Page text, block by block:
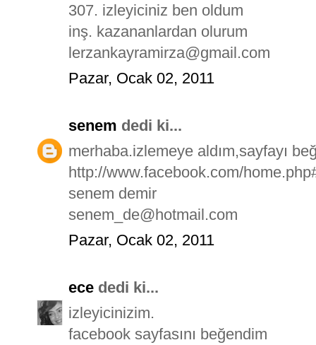
307. izleyiciniz ben oldum
inş. kazananlardan olurum
lerzankayramirza@gmail.com
Pazar, Ocak 02, 2011
senem dedi ki...
merhaba.izlemeye aldım,sayfayı
http://www.facebook.com/
senem demir
senem_de@hotmail.com
Pazar, Ocak 02, 2011
ece dedi ki...
izleyicinizim.
facebook sayfasını beğendim